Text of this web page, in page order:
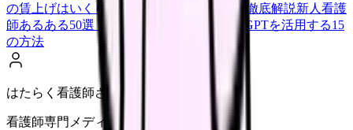
の賃上げはいくら？2026年度の最新情報を徹底解説新人看護
師あるある50選【共感必至】
看護師がChatGPTを活用する15
の方法
はたらく看護師さん編集部
看護師専門メディア